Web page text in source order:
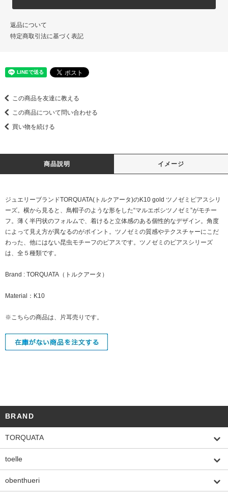
返品について
特定商取引法に基づく表記
この商品を友達に教える
この商品について問い合わせる
買い物を続ける
商品説明 イメージ
ジュエリーブランドTORQUATA(トルクアータ)のK10 gold ツノゼミピアスシリ
ーズ。横から見ると、鳥帽子のような形をした“マルエボシツノゼミ”がモチー
フ。薄く半円状のフォルムで、着けると立体感のある個性的なデザイン。角度
によって見え方が異なるのがポイント。ツノゼミの質感やテクスチャーにこだ
わった、他にはない昆虫モチーフのピアスです。ツノゼミのピアスシリーズ
は、全５種類です。
Brand : TORQUATA（トルクアータ）
Material：K10
※こちらの商品は、片耳売りです。
BRAND
TORQUATA
toelle
obenthueri